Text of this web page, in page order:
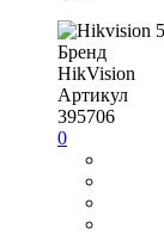
Бренд
HikVision
Артикул
395706
0